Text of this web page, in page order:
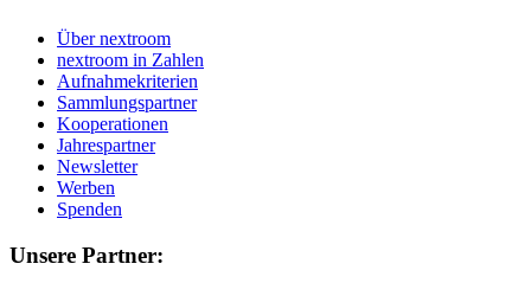
Über nextroom
nextroom in Zahlen
Aufnahmekriterien
Sammlungspartner
Kooperationen
Jahrespartner
Newsletter
Werben
Spenden
Unsere Partner: